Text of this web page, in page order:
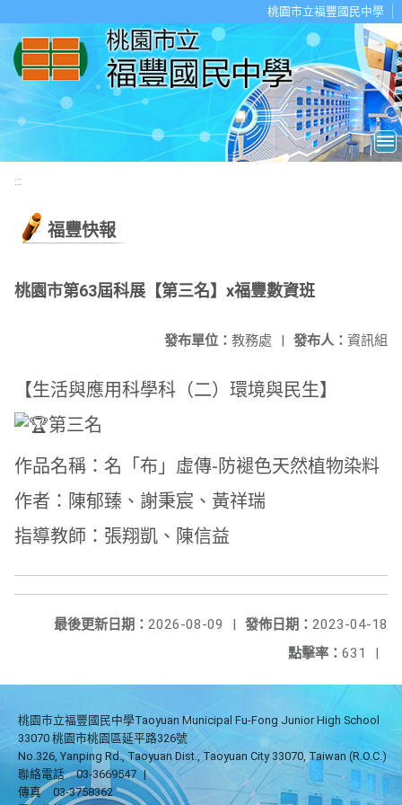
桃園市立福豐國民中學
:::
福豐快報
桃園市第63屆科展【第三名】x福豐數資班
發布人： 資訊組
發布單位： 教務處 |
【生活與應用科學科（二）環境與民生】
第三名
作品名稱：名「布」虛傳-防褪色天然植物染料
作者：陳郁臻、謝秉宸、黃祥瑞
指導教師：張翔凱、陳信益
發佈日期： 2023-04-18
最後更新日期： 2026-08-09
|
點擊率： 631 |
桃園市立福豐國民中學Taoyuan Municipal Fu-Fong Junior High School
33070 桃園市桃園區延平路326號
No.326, Yanping Rd., Taoyuan Dist., Taoyuan City 33070, Taiwan (R.O.C.)
聯絡電話
03-3669547 |
傳真
03-3758362